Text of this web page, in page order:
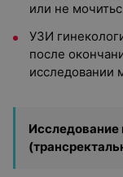
или не
УЗИ
после
исследовании
Исследование